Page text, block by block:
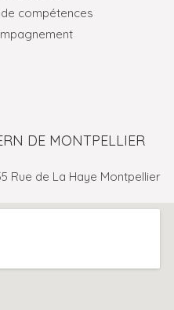
de compétences
DE MONTPELLIER
Rue de La Haye Montpellier